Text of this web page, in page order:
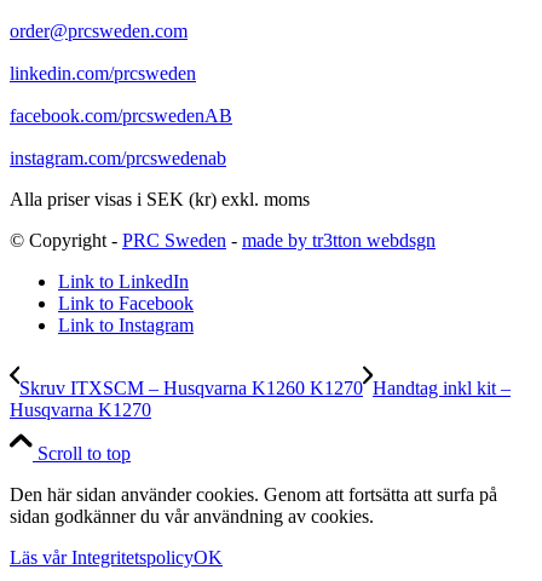
order@prcsweden.com
linkedin.com/prcsweden
facebook.com/prcswedenAB
instagram.com/prcswedenab
Alla priser visas i SEK (kr) exkl. moms
© Copyright - PRC Sweden - made by tr3tton webdsgn
Link to LinkedIn
Link to Facebook
Link to Instagram
Skruv ITXSCM – Husqvarna K1260 K1270 Handtag inkl kit –
Husqvarna K1270
Scroll to top
Den här sidan använder cookies. Genom att fortsätta att surfa på
sidan godkänner du vår användning av cookies.
Läs vår IntegritetspolicyOK